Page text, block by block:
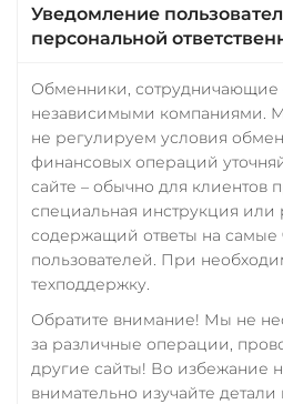
Уведомление
персональной
Обменники, сотрудничающие
независимыми компаниями.
не регулируем условия
финансовых операций
сайте – обычно для клиентов
специальная инструкция или
содержащий ответы на самые
пользователей. При
техподдержку.
Обратите внимание! Мы не
за различные операции,
другие сайты! Во избежание
внимательно изучайте